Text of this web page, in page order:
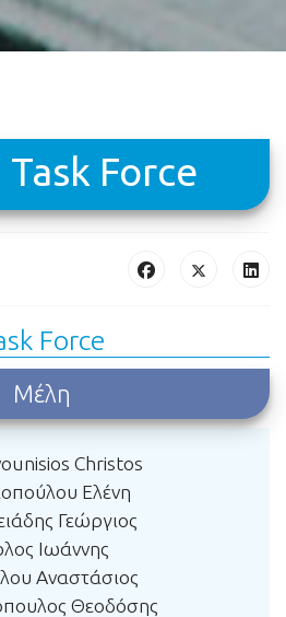
Force
Force
Μέλη
Christos
Ελένη
Γεώργιος
Ιωάννης
Αναστάσιος
Θεοδόσης